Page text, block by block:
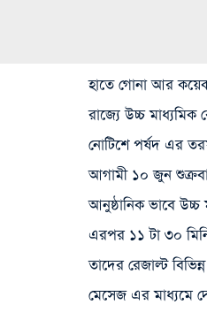
হাতে গোনা আর
রাজ্যে উচ্চ
নোটিশে পর্ষদ এর
আগামী ১০ জুন
আনুষ্ঠানিক ভাবে
এরপর ১১ টা ৩০
তাদের রেজাল্ট
মেসেজ এর মাধ্যমে